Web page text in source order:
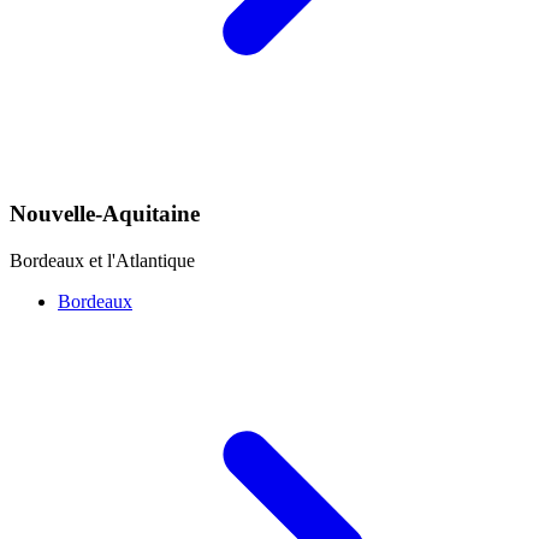
Nouvelle-Aquitaine
Bordeaux et l'Atlantique
Bordeaux